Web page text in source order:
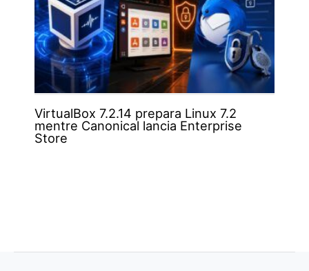
VirtualBox 7.2.14 prepara Linux 7.2
mentre Canonical lancia Enterprise
Store